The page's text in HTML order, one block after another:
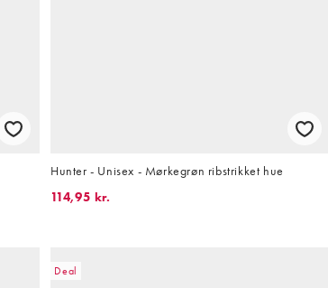
Hunter - Unisex - Mørkegrøn ribstrikket hue
114,95 kr.
Deal